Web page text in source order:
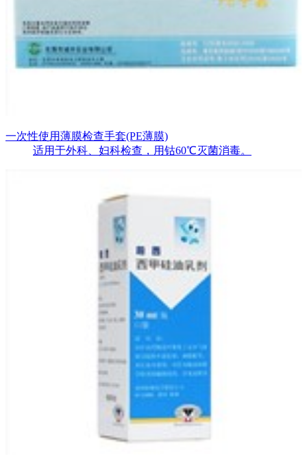
一次性使用薄膜检查手套(PE薄膜)
适用于外科、妇科检查，用钴60℃灭菌消毒。